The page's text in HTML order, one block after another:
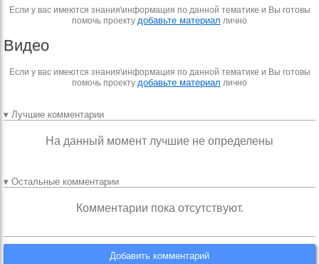
Если у вас имеются знания\информация по данной тематике и Вы готовы
помочь проекту добавьте материал лично
Видео
Если у вас имеются знания\информация по данной тематике и Вы готовы
помочь проекту добавьте материал лично
▾ Лучшие комментарии
На данный момент лучшие не определены
▾ Остальные комментарии
Комментарии пока отсутствуют.
Добавить комментарий